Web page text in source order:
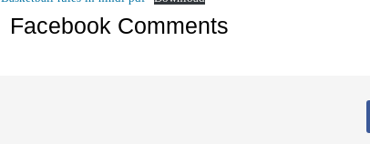
Facebook Comments